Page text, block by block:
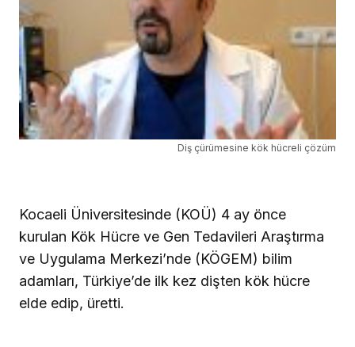
Diş çürümesine kök hücreli çözüm
Kocaeli Üniversitesinde (KOÜ) 4 ay önce
kurulan Kök Hücre ve Gen Tedavileri Araştırma
ve Uygulama Merkezi’nde (KÖGEM) bilim
adamları, Türkiye’de ilk kez dişten kök hücre
elde edip, üretti.